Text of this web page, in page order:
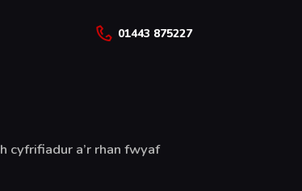
01443 875227
cyfrifiadur a’r rhan fwyaf